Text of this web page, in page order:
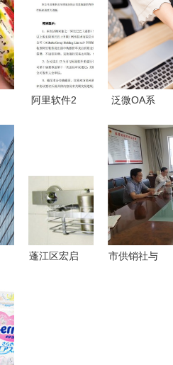
阿里软件2
品销售新赛
道
泛微OA系
助力西双版
纳景丰房地
产，旗下日
用杂品销售
迈向数字化
管理
蓬江区宏启
市供销社与